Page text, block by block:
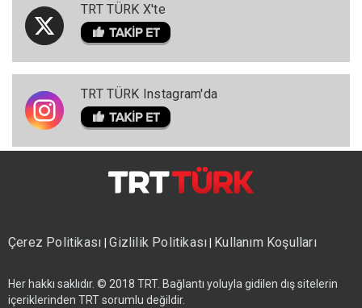
TRT TÜRK X'te
TRT TÜRK Instagram'da
Çerez Politikası|Gizlilik Politikası| Kullanım Koşulları
Her hakkı saklıdır. © 2018 TRT. Bağlantı yoluyla gidilen dış sitelerin
içeriklerinden TRT sorumlu değildir.